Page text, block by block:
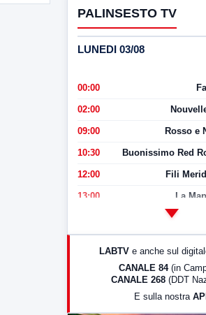
PALINSESTO TV
LUNEDI 03/08
00:00
02:00
09:00 Rosso e
10:30 Buonissimo Red
12:00 Fili
13:00 La
LABTV e anche sul
CANALE 84 (in
CANALE 268 (DDT
E sulla nostra